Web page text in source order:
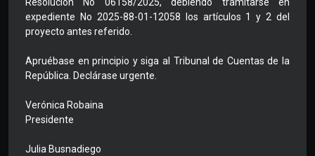
Resolución No 06158/2025, debiendo tramitarse en
expediente No 2025-88-01-12058 los artículos 1 y 2 del
proyecto antes referido.
Apruébase en principio y siga al Tribunal de Cuentas de la
República. Declárase urgente.
Verónica Robaina
Presidente
Julia Busnadiego